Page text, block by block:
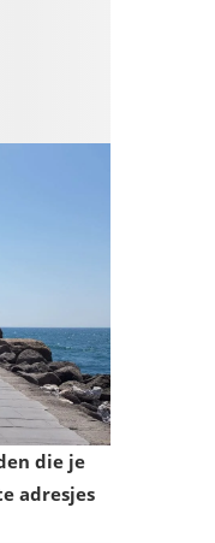
die je
adresjes